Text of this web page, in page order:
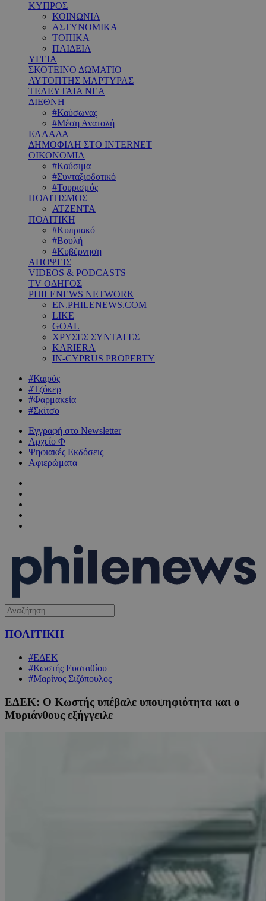
ΚΥΠΡΟΣ
ΚΟΙΝΩΝΙΑ
ΑΣΤΥΝΟΜΙΚΑ
ΤΟΠΙΚΑ
ΠΑΙΔΕΙΑ
ΥΓΕΙΑ
ΣΚΟΤΕΙΝΟ ΔΩΜΑΤΙΟ
ΑΥΤΟΠΤΗΣ ΜΑΡΤΥΡΑΣ
ΤΕΛΕΥΤΑΙΑ ΝΕΑ
ΔΙΕΘΝΗ
#Καύσωνας
#Μέση Ανατολή
ΕΛΛΑΔΑ
ΔΗΜΟΦΙΛΗ ΣΤΟ INTERNET
ΟΙΚΟΝΟΜΙΑ
#Καύσιμα
#Συνταξιοδοτικό
#Τουρισμός
ΠΟΛΙΤΙΣΜΟΣ
ΑΤΖΕΝΤΑ
ΠΟΛΙΤΙΚΗ
#Κυπριακό
#Βουλή
#Κυβέρνηση
ΑΠΟΨΕΙΣ
VIDEOS & PODCASTS
TV ΟΔΗΓΟΣ
PHILENEWS NETWORK
EN.PHILENEWS.COM
LIKE
GOAL
ΧΡΥΣΕΣ ΣΥΝΤΑΓΕΣ
KARIERA
IN-CYPRUS PROPERTY
#Καιρός
#Τζόκερ
#Φαρμακεία
#Σκίτσο
Εγγραφή στο Newsletter
Αρχείο Φ
Ψηφιακές Εκδόσεις
Αφιερώματα
ΠΟΛΙΤΙΚΗ
#ΕΔΕΚ
#Κωστής Ευσταθίου
#Μαρίνος Σιζόπουλος
ΕΔΕΚ: Ο Κωστής υπέβαλε υποψηφιότητα και ο
Μυριάνθους εξήγγειλε